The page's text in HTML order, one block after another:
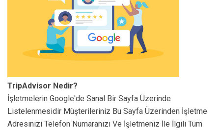
TripAdvisor Nedir?
İşletmelerin Google'de Sanal Bir Sayfa Üzerinde
Listelenmesidir Müşterileriniz Bu Sayfa Üzerinden İşletme
Adresinizi Telefon Numaranızı Ve İşletmeniz İle İlgili Tüm